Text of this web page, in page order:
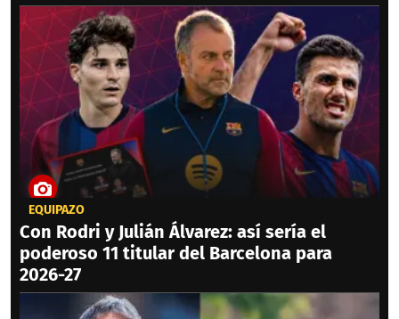
EQUIPAZO
Con Rodri y Julián Álvarez: así sería el
poderoso 11 titular del Barcelona para
2026-27